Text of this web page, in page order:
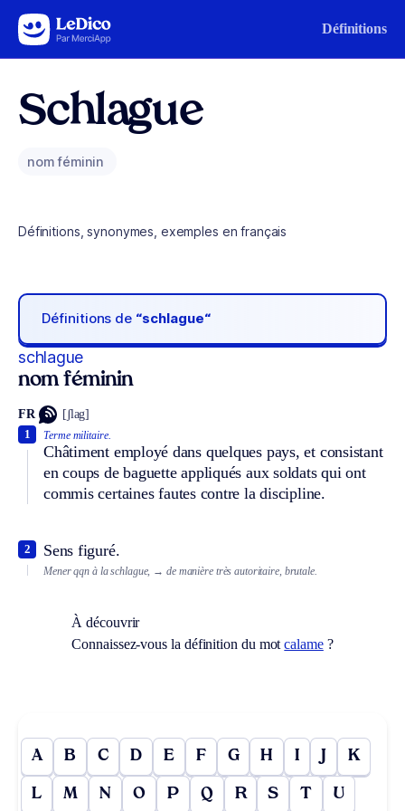
Aller au contenu Définitions
Schlague
nom féminin
Définitions, synonymes, exemples en français
Définitions de “schlague“
schlague
nom féminin
FR [ʃlag]
Terme militaire.
Châtiment employé dans quelques pays, et consistant
en coups de baguette appliqués aux soldats qui ont
commis certaines fautes contre la discipline.
1
Sens figuré.
2
Mener qqn à la schlague, → de manière très autoritaire, brutale.
À découvrir
Connaissez-vous la définition du motcalame?
A B C D E F G H I J K
L M N O P Q R S T U